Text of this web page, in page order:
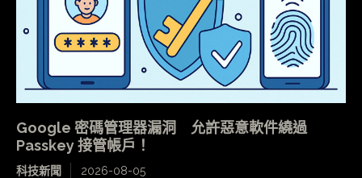
Google 密碼管理器漏洞 允許惡意軟件繞過
Passkey 接管帳戶！
科技新聞 2026-08-05